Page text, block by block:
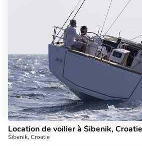
Location de voilier à Šibenik,
Šibenik, Croatie